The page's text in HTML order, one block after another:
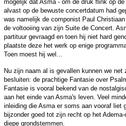
mogelijk dat Asma - om de druk flink op
alvast op de bewuste concertdatum had
was namelijk de componist Paul
de voltooiing van zijn Suite de Concert.
partituur gevraagd en toen hij niet hard
plaatste deze het werk op enige
Toen moest hij wel...
Nu zijn naam al is gevallen kunnen we net
besluiten: de prachtige Fantasie over
Fantasie is vooral bekend van de
aan het einde van Asma's leven. Veel
inleiding die Asma er soms aan vooraf liet
bijzonder goed tot zijn recht op het
diepe grondstemmen.